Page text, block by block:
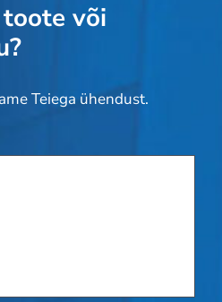
või
Teiega ühendust.